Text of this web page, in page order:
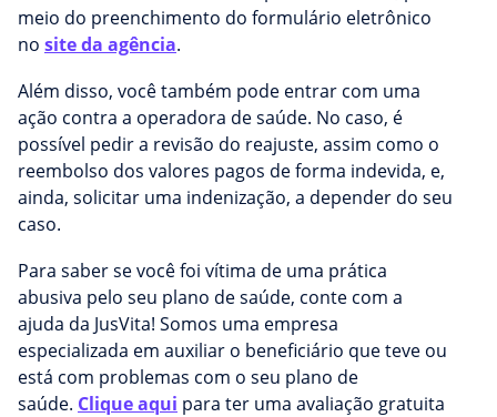
meio do preenchimento do formulário eletrônico
no site da agência.
Além disso, você também pode entrar com uma
ação contra a operadora de saúde. No caso, é
possível pedir a revisão do reajuste, assim como o
reembolso dos valores pagos de forma indevida, e,
ainda, solicitar uma indenização, a depender do seu
caso.
Para saber se você foi vítima de uma prática
abusiva pelo seu plano de saúde, conte com a
ajuda da JusVita! Somos uma empresa
especializada em auxiliar o beneficiário que teve ou
está com problemas com o seu plano de
saúde. Clique aqui para ter uma avaliação gratuita